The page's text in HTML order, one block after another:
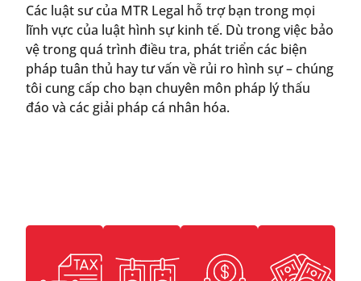
Các luật sư của MTR Legal hỗ trợ bạn trong mọi
lĩnh vực của luật hình sự kinh tế. Dù trong việc bảo
vệ trong quá trình điều tra, phát triển các biện
pháp tuân thủ hay tư vấn về rủi ro hình sự – chúng
tôi cung cấp cho bạn chuyên môn pháp lý thấu
đáo và các giải pháp cá nhân hóa.